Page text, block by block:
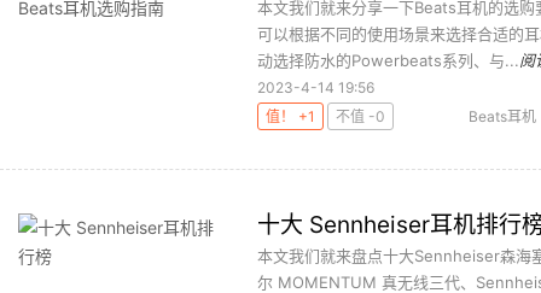
本文我们就来分享一下Beats耳机的选
可以根据不同的使用场景来选择合适的
动选择防水的Powerbeats系列、与...阅
2023-4-14 19:56
值！ +1
不值 -0 Beats耳机
十大 Sennheiser耳机排行
本文我们就来盘点十大Sennheiser森
尔 MOMENTUM 真无线三代、